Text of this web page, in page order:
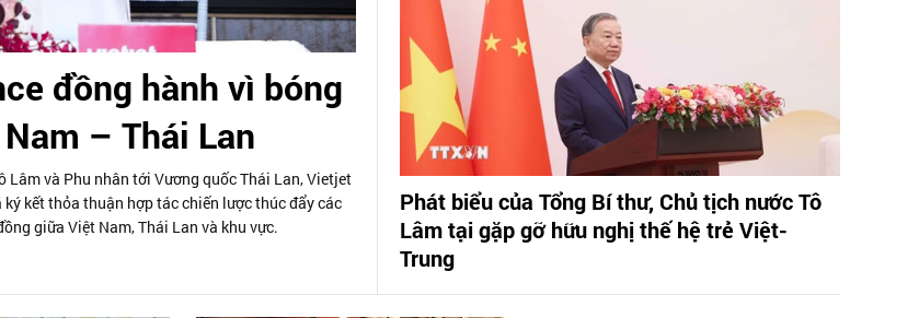
đồng hành vì bóng
– Thái Lan
Lâm và Phu nhân tới Vương quốc Thái Lan, Vietjet
kết thỏa thuận hợp tác chiến lược thúc đẩy các
giữa Việt Nam, Thái Lan và khu vực.
Phát biểu của Tổng Bí thư, Chủ tịch nước Tô
Lâm tại gặp gỡ hữu nghị thế hệ trẻ Việt-
Trung